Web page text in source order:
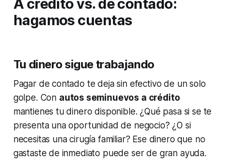
A crédito vs. de contado:
hagamos cuentas
Tu dinero sigue trabajando
Pagar de contado te deja sin efectivo de un solo
golpe. Con autos seminuevos a crédito
mantienes tu dinero disponible. ¿Qué pasa si se te
presenta una oportunidad de negocio? ¿O si
necesitas una cirugía familiar? Ese dinero que no
gastaste de inmediato puede ser de gran ayuda.